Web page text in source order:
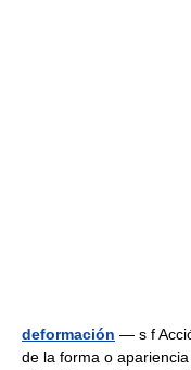
deformación — s f
de la forma o